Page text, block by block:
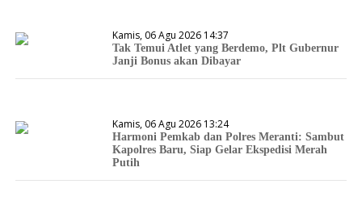
Kamis, 06 Agu 2026 14:37
Tak Temui Atlet yang Berdemo, Plt Gubernur
Janji Bonus akan Dibayar
Kamis, 06 Agu 2026 13:24
Harmoni Pemkab dan Polres Meranti: Sambut
Kapolres Baru, Siap Gelar Ekspedisi Merah
Putih